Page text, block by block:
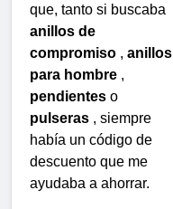
que, tanto si buscaba
anillos de
compromiso , anillos
para hombre ,
pendientes o
pulseras , siempre
había un código de
descuento que me
ayudaba a ahorrar.